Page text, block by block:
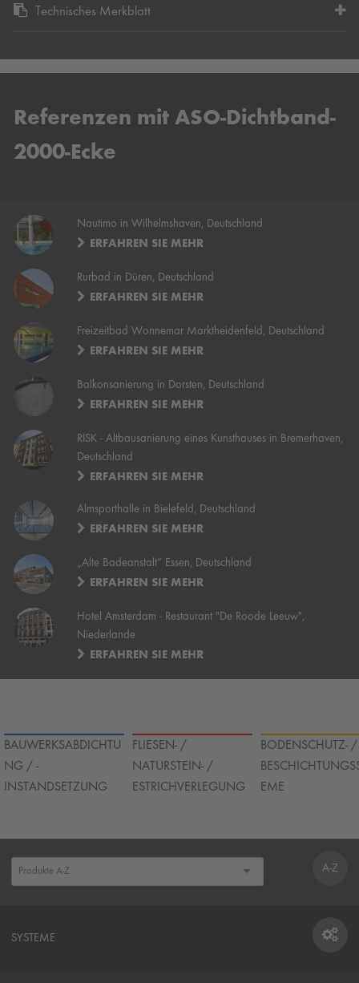
Technisches Merkblatt
Referenzen mit ASO-Dichtband-
2000-Ecke
Nautimo in Wilhelmshaven, Deutschland
ERFAHREN SIE MEHR
Rurbad in Düren, Deutschland
ERFAHREN SIE MEHR
Freizeitbad Wonnemar Marktheidenfeld, Deutschland
ERFAHREN SIE MEHR
Balkonsanierung in Dorsten, Deutschland
ERFAHREN SIE MEHR
RISK - Altbausanierung eines Kunsthauses in Bremerhaven,
Deutschland
ERFAHREN SIE MEHR
Almsporthalle in Bielefeld, Deutschland
ERFAHREN SIE MEHR
„Alte Badeanstalt“ Essen, Deutschland
ERFAHREN SIE MEHR
Hotel Amsterdam - Restaurant "De Roode Leeuw",
Niederlande
ERFAHREN SIE MEHR
BAUWERKSABDICHTU
NG / -
INSTANDSETZUNG
FLIESEN- /
NATURSTEIN- /
ESTRICHVERLEGUNG
BODENSCHUTZ- /
EME
A-Z
SYSTEME